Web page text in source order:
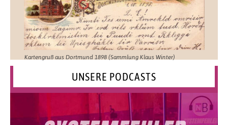
Kartengruß aus Dortmund 1898 (Sammlung Klaus Winter)
UNSERE PODCASTS